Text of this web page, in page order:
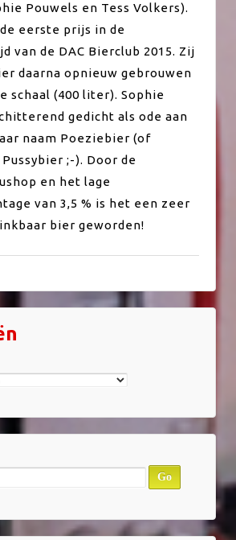
Pouwels en Tess Volkers).
eerste prijs in de
van de DAC Bierclub 2015. Zij
daarna opnieuw gebrouwen
schaal (400 liter). Sophie
gedicht als ode aan
naam Poeziebier (of
;-). Door de
en het lage
van 3,5 % is het een zeer
bier geworden!